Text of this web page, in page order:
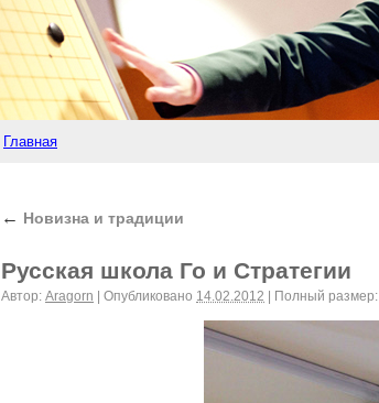
Главная
← Новизна и традиции
Русская школа Го и Стратегии
Автор: Aragorn Опубликовано 14.02.2012 Полный размер: